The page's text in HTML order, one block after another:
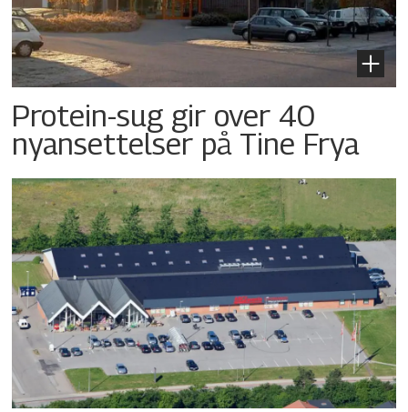
Protein-sug gir over 40
nyansettelser på Tine Frya